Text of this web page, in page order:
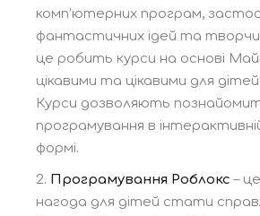
комп’ютерних програм,
фантастичних ідей та творчих
це робить курси на основі
цікавими та цікавими для дітей
Курси дозволяють
програмування в
формі.
Програмування Роблокс –
нагода для дітей стати